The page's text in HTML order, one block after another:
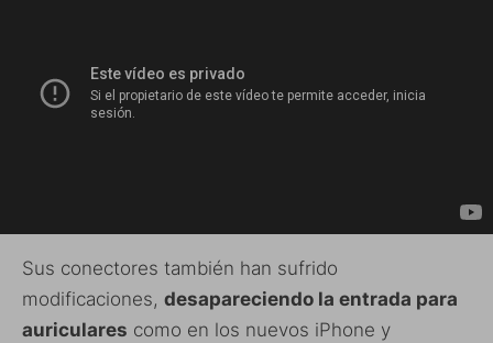
Sus conectores también han sufrido
modificaciones, desapareciendo la entrada para
auriculares como en los nuevos iPhone y